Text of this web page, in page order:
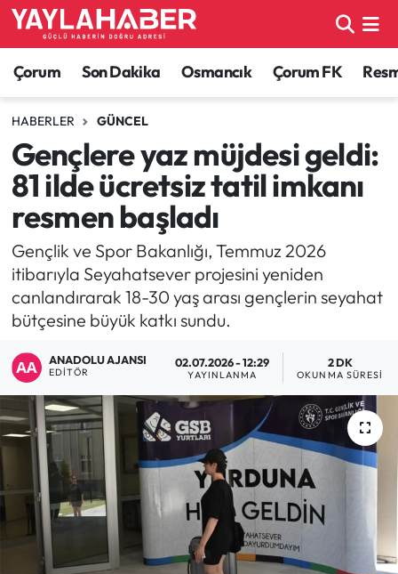
Çorum Son Dakika Osmancık Çorum FK
HABERLER GÜNCEL
Gençlere yaz müjdesi geldi:
81 ilde ücretsiz tatil imkanı
resmen başladı
Gençlik ve Spor Bakanlığı, Temmuz 2026
itibarıyla Seyahatsever projesini yeniden
canlandırarak 18-30 yaş arası gençlerin seyahat
bütçesine büyük katkı sundu.
ANADOLU AJANSI
EDITÖR
02.07.2026 - 12:29
YAYINLANMA
2 DK
OKUNMA SÜRESI
Alaca Haberleri
Bayat Haberleri
Bilgi - Keşfet Haberleri
Bilim ve Teknoloji
Boğazkale Haberleri
Çorum Haberleri
Eğitim
Ekonomi
Güncel
İskilip Haberleri
Çorum Nöbetçi Eczaneler
Çorum Hava Durumu
Çorum Namaz Vakitleri
Çorum Trafik Yoğunluk Haritası
TFF 1.Lig Puan Durumu ve Fikstür
Tüm Manşetler